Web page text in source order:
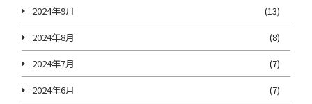
2024年9月
(13)
2024年8月
(8)
2024年7月
(7)
2024年6月
(7)